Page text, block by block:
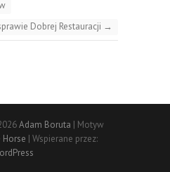
Dobrej Restauracji →
Adam Boruta | Motyw
| Wspierane przez: